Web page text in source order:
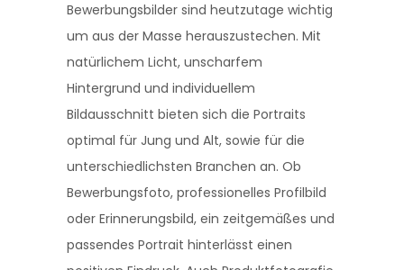
Bewerbungsbilder sind heutzutage wichtig
um aus der Masse herauszustechen. Mit
natürlichem Licht, unscharfem
Hintergrund und individuellem
Bildausschnitt bieten sich die Portraits
optimal für Jung und Alt, sowie für die
unterschiedlichsten Branchen an. Ob
Bewerbungsfoto, professionelles Profilbild
oder Erinnerungsbild, ein zeitgemäßes und
passendes Portrait hinterlässt einen